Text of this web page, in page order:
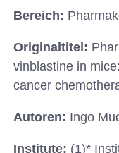
Bereich:
Originaltitel:
vinblastine in
cancer
Autoren: Ingo
Institute: (1)*